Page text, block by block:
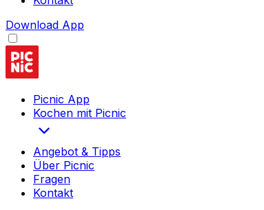
Download App
Picnic App
Kochen mit Picnic
Angebot & Tipps
Über Picnic
Fragen
Kontakt